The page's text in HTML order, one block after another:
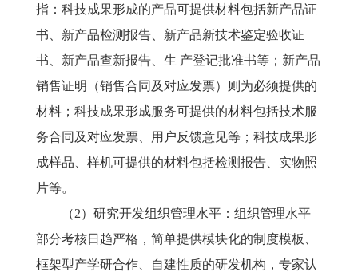
指：科技成果形成的产品可提供材料包括新产品证
书、新产品检测报告、新产品新技术鉴定验收证
书、新产品查新报告、生 产登记批准书等；新产品
销售证明（销售合同及对应发票）则为必须提供的
材料；科技成果形成服务可提供的材料包括技术服
务合同及对应发票、用户反馈意见等；科技成果形
成样品、样机可提供的材料包括检测报告、实物照
片等。
（2）研究开发组织管理水平：组织管理水平
部分考核日趋严格，简单提供模块化的制度模板、
框架型产学研合作、自建性质的研发机构，专家认